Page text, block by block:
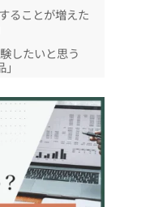
ることが増えた
したいと思う
・BD」